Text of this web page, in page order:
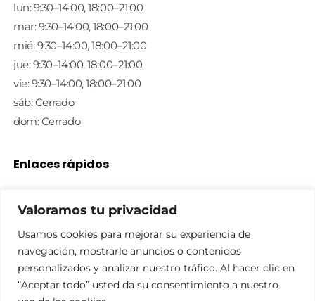
Valoramos tu privacidad
Usamos cookies para mejorar su experiencia de
navegación, mostrarle anuncios o contenidos
personalizados y analizar nuestro tráfico. Al hacer clic en
“Aceptar todo” usted da su consentimiento a nuestro
lun: 9:30–14:00, 18:00–21:00
mar: 9:30–14:00, 18:00–21:00
mié: 9:30–14:00, 18:00–21:00
jue: 9:30–14:00, 18:00–21:00
vie: 9:30–14:00, 18:00–21:00
sáb: Cerrado
dom: Cerrado
Enlaces rápidos
Política de cookies
Aviso legal
Tienda
Contacto